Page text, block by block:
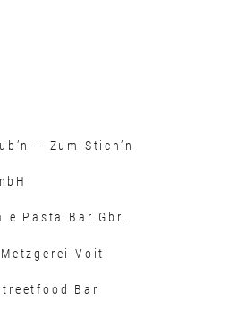
– Zum Stich’n
e Pasta Bar Gbr.
Voit
Bar